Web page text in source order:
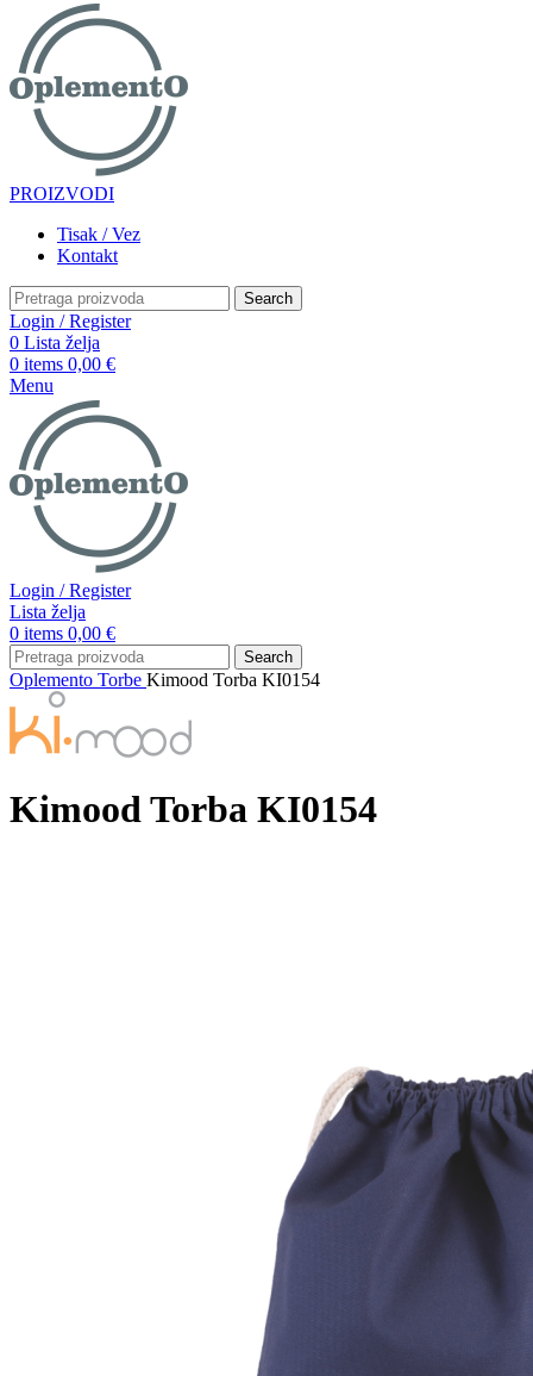
PROIZVODI
Tisak / Vez
Kontakt
Search
Login / Register
0 Lista želja
0 items 0,00 €
Menu
Login / Register
Lista želja
0 items 0,00 €
Search
Oplemento Torbe Kimood Torba KI0154
Kimood Torba KI0154